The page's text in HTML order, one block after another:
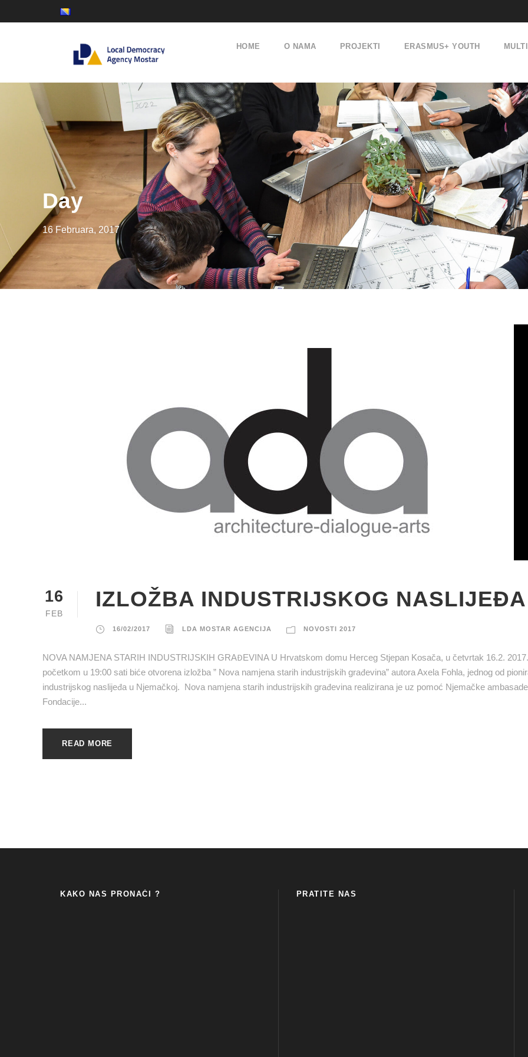
HOME O NAMA PROJEKTI ERASMUS+ YOUTH
Day
16 Februara, 2017
16
FEB
IZLOŽBA INDUSTRIJSKOG NASLIJEĐA
16/02/2017 LDA MOSTAR AGENCIJA NOVOSTI 2017
NOVA NAMJENA STARIH INDUSTRIJSKIH GRAĐEVINA U Hrvatskom domu Herceg Stjepan Kosača, u četvrtak 16.2.
početkom u 19:00 sati biće otvorena izložba ” Nova namjena starih industrijskih građevina” autora Axela Fohla, jednog od
industrijskog naslijeđa u Njemačkoj. Nova namjena starih industrijskih građevina realizirana je uz pomoć Njemačke
Fondacije...
READ MORE
KAKO NAS PRONAĆI ? PRATITE NAS